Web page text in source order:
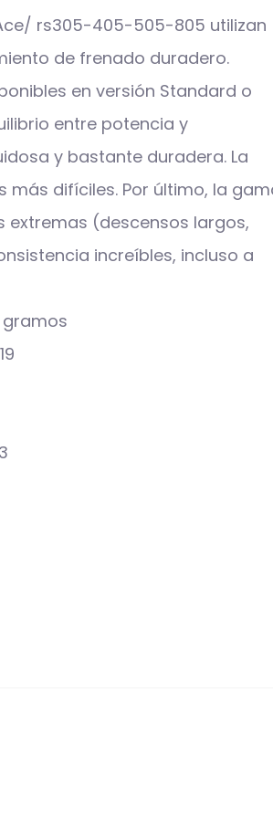
rs305-405-505-805 utilizan
de frenado duradero.
en versión Standard o
entre potencia y
y bastante duradera. La
difíciles. Por último, la
extremas (descensos largos,
increíbles, incluso a
20 gramos